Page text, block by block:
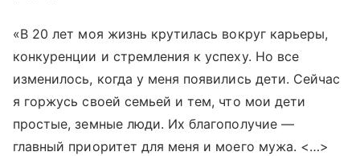
«В 20 лет моя жизнь крутилась вокруг карьеры,
конкуренции и стремления к успеху. Но все
изменилось, когда у меня появились дети. Сейчас
я горжусь своей семьей и тем, что мои дети
простые, земные люди. Их благополучие —
главный приоритет для меня и моего мужа. <…>